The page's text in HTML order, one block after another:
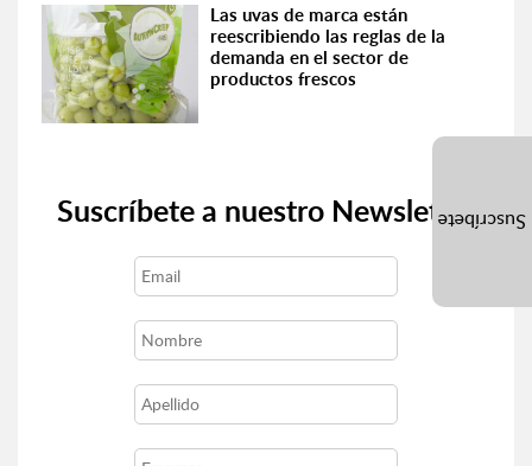
Las uvas de marca están
reescribiendo las reglas de la
demanda en el sector de
productos frescos
Suscríbete a nuestro NewsletterSuscríbete